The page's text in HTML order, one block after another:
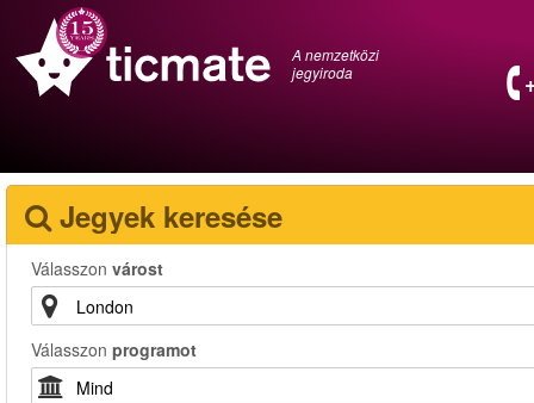
A nemzetközi
jegyiroda
Jegyek keresése
Válasszon várost
Válasszon programot